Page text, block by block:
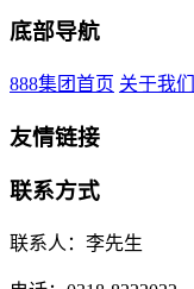
底部导航
888集团首页 关于我们
友情链接
联系方式
联系人：李先生